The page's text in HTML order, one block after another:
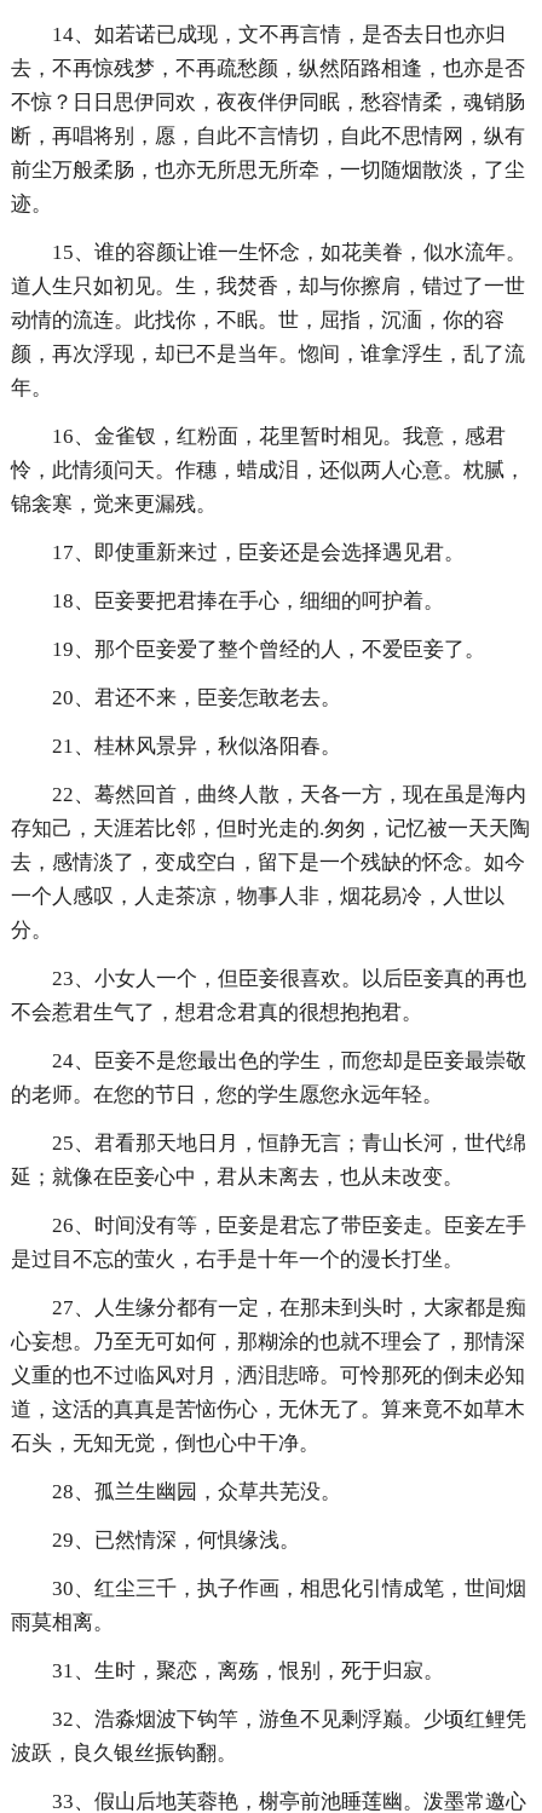
14、如若诺已成现，文不再言情，是否去日也亦归
去，不再惊残梦，不再疏愁颜，纵然陌路相逢，也亦是否
不惊？日日思伊同欢，夜夜伴伊同眠，愁容情柔，魂销肠
断，再唱将别，愿，自此不言情切，自此不思情网，纵有
前尘万般柔肠，也亦无所思无所牵，一切随烟散淡，了尘
迹。
15、谁的容颜让谁一生怀念，如花美眷，似水流年。
道人生只如初见。生，我焚香，却与你擦肩，错过了一世
动情的流连。此找你，不眠。世，屈指，沉湎，你的容
颜，再次浮现，却已不是当年。惚间，谁拿浮生，乱了流
年。
16、金雀钗，红粉面，花里暂时相见。我意，感君
怜，此情须问天。作穗，蜡成泪，还似两人心意。枕腻，
锦衾寒，觉来更漏残。
17、即使重新来过，臣妾还是会选择遇见君。
18、臣妾要把君捧在手心，细细的呵护着。
19、那个臣妾爱了整个曾经的人，不爱臣妾了。
20、君还不来，臣妾怎敢老去。
21、桂林风景异，秋似洛阳春。
22、蓦然回首，曲终人散，天各一方，现在虽是海内
存知己，天涯若比邻，但时光走的.匆匆，记忆被一天天陶
去，感情淡了，变成空白，留下是一个残缺的怀念。如今
一个人感叹，人走茶凉，物事人非，烟花易冷，人世以
分。
23、小女人一个，但臣妾很喜欢。以后臣妾真的再也
不会惹君生气了，想君念君真的很想抱抱君。
24、臣妾不是您最出色的学生，而您却是臣妾最崇敬
的老师。在您的节日，您的学生愿您永远年轻。
25、君看那天地日月，恒静无言；青山长河，世代绵
延；就像在臣妾心中，君从未离去，也从未改变。
26、时间没有等，臣妾是君忘了带臣妾走。臣妾左手
是过目不忘的萤火，右手是十年一个的漫长打坐。
27、人生缘分都有一定，在那未到头时，大家都是痴
心妄想。乃至无可如何，那糊涂的也就不理会了，那情深
义重的也不过临风对月，洒泪悲啼。可怜那死的倒未必知
道，这活的真真是苦恼伤心，无休无了。算来竟不如草木
石头，无知无觉，倒也心中干净。
28、孤兰生幽园，众草共芜没。
29、已然情深，何惧缘浅。
30、红尘三千，执子作画，相思化引情成笔，世间烟
雨莫相离。
31、生时，聚恋，离殇，恨别，死于归寂。
32、浩淼烟波下钩竿，游鱼不见剩浮巅。少顷红鲤凭
波跃，良久银丝振钩翻。
33、假山后地芙蓉艳，榭亭前池睡莲幽。泼墨常邀心